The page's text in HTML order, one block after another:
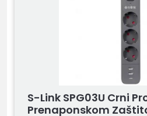
S-Link SPG03U Crni
Prenaponskom